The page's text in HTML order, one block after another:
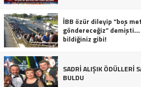
İBB özür dileyip “boş
göndereceğiz”
bildiğiniz gibi!
SADRİ ALIŞIK ÖDÜLLERİ
BULDU